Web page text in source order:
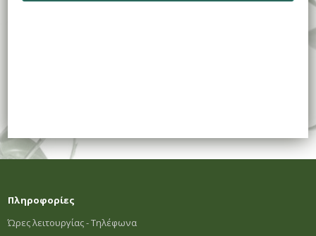
Πληροφορίες
Ώρες λειτουργίας - Τηλέφωνα